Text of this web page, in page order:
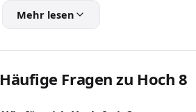
Eine Installation brauchst du dafür
das Zeichen unabhängig von der
Wofür wird Hoch 8
Mehr lesen
Häufige Fragen zu Hoch 8